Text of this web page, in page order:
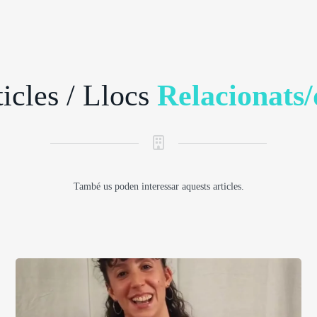
/ Llocs Relacionats/
També us poden interessar aquests articles.